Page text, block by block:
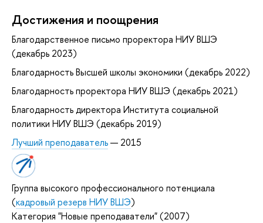
Достижения и поощрения
Благодарственное письмо проректора НИУ ВШЭ
(декабрь 2023)
Благодарность Высшей школы экономики (декабрь 2022)
Благодарность проректора НИУ ВШЭ (декабрь 2021)
Благодарность директора Института социальной
политики НИУ ВШЭ (декабрь 2019)
Лучший преподаватель— 2015
Группа высокого профессионального потенциала
(кадровый резерв НИУ ВШЭ)
Категория "Новые преподаватели" (2007)